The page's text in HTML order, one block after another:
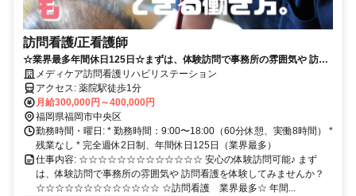
訪問看護/正看護師
☆業界最多年間休日125日☆まずは、体験訪問で事務所の雰囲気や 訪問
看護を体験してみませんか❓
メディケア訪問看護リハビリステーション
アクセス: 薬院駅徒歩1分
月給300,000円～400,000円
福岡県福岡市中央区
勤務時間・曜日: * 勤務時間：9:00〜18:00（60分休憩、実働8時間） *
残業なし * 完全週休2日制、年間休日125日（業界最多）
仕事内容: ☆☆☆☆☆☆☆☆☆☆☆☆☆ 安心の体験訪問可能♪ まず
は、体験訪問で事務所の雰囲気や 訪問看護を体験してみませんか？
☆☆☆☆☆☆☆☆☆☆☆☆☆ ☆訪問看護 業界最多☆ 年間...